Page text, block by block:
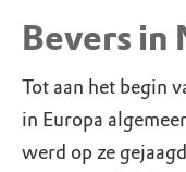
Bevers in
Tot aan het begin
in Europa
werd op ze